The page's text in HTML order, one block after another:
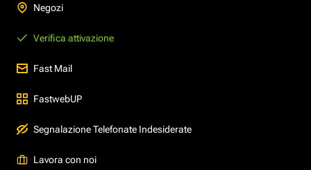
Negozi
Verifica attivazione
Fast Mail
FastwebUP
Segnalazione Telefonate Indesiderate
Lavora con noi